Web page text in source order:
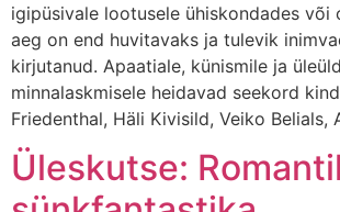
igipüsivale lootusele ühiskondades või
aeg on end huvitavaks ja tulevik
kirjutanud. Apaatiale, künismile ja
minnalaskmisele heidavad seekord
Friedenthal, Häli Kivisild, Veiko
Üleskutse: